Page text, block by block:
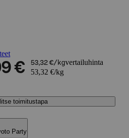
€ 53,32 €/kgvertailuhinta
53,32 €/kg
toimitustapa
Party